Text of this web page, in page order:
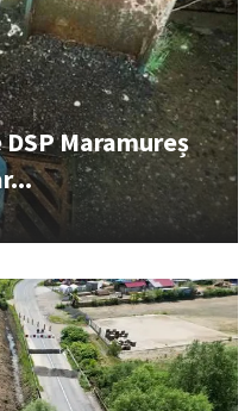
Maramureș